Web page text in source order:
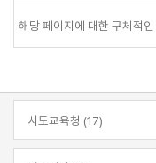
시도교육청 (17)